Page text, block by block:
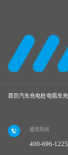
首页汽车充电桩电瓶车
服务热线
400-696-